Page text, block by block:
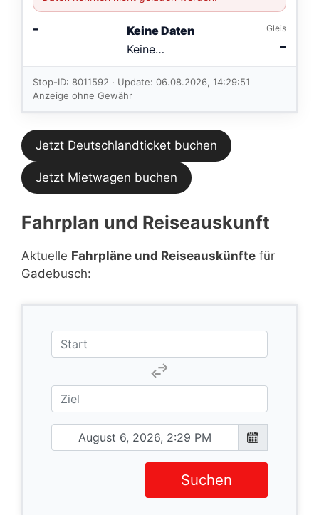
–
Keine Daten
Keine
Verbindungen
im aktuellen
Feed.
Gleis
–
Stop-ID: 8011592 · Update: 06.08.2026, 14:29:51
Anzeige ohne Gewähr
Jetzt Deutschlandticket buchen
Jetzt Mietwagen buchen
Fahrplan und Reiseauskunft
Aktuelle Fahrpläne und Reiseauskünfte für
Gadebusch:
Suchen